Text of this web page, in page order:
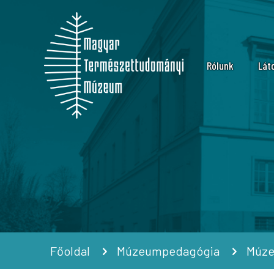
Rólunk
Szervezeti
Karrier
Hírek, információk
Főoldal Múzeumpedagógia